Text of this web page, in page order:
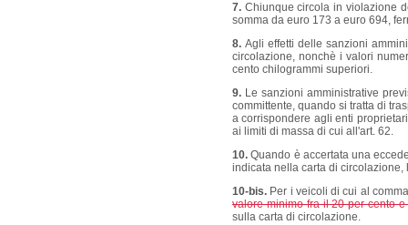
7. Chiunque circola in violazione
somma da euro 173 a euro 694,
8. Agli effetti delle sanzioni
circolazione, nonchè i valori
cento chilogrammi superiori.
9. Le sanzioni amministrative
committente, quando si tratta di
a corrispondere agli enti
ai limiti di massa di cui all'art. 62.
10.Quando è accertata una
indicata nella carta di
10-bis. Per i veicoli di cui al
valore minimo fra il 20 per cento
sulla carta di circolazione.